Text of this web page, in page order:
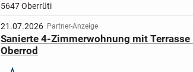
5647 Oberrüti
21.07.2026 Partner-Anzeige
Sanierte 4-Zimmerwohnung mit Terrasse
Oberrod